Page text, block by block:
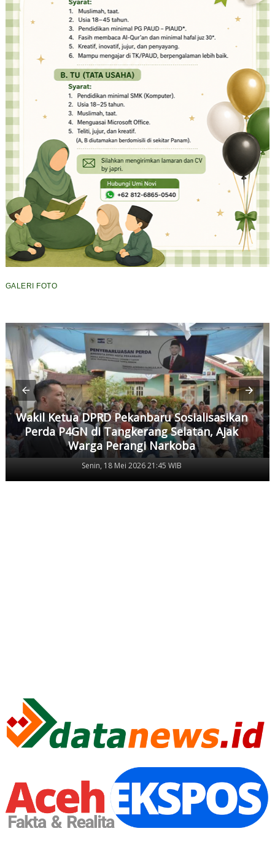
GALERI FOTO
Wakil Ketua DPRD Pekanbaru Sosialisasikan
Perda P4GN di Tangkerang Selatan, Ajak
Warga Perangi Narkoba
Senin, 18 Mei 2026 21:45 WIB